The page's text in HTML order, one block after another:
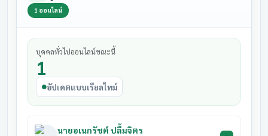
สหกรณ์การเกษตร
คอนสวรรค์
2569
สหกรณ์ผู้ใช้น้ำสถานีสูบน้ำ
ด้วยไฟฟ้าบ้านโจดโนนข่า
สหกรณ์ผู้ใช้น้ำสถานีสูบน้ำ
มีนาคม
1 ออนไลน์
บุคคลทั่วไปออนไลน์ขณะนี้
1
อัปเดตแบบเรียลไทม์
นายอเนกรัชต์ ปลื้มจิตร